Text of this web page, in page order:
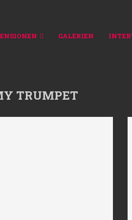
GALERIEN
TRUMPET